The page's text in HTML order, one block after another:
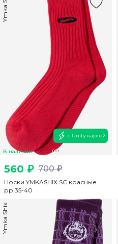
В наличии
Ymka Shix
с Unity картой
560 ₽ 700 ₽
Носки YMKASHIX SC красные
рр.35-40
Ymka Shix